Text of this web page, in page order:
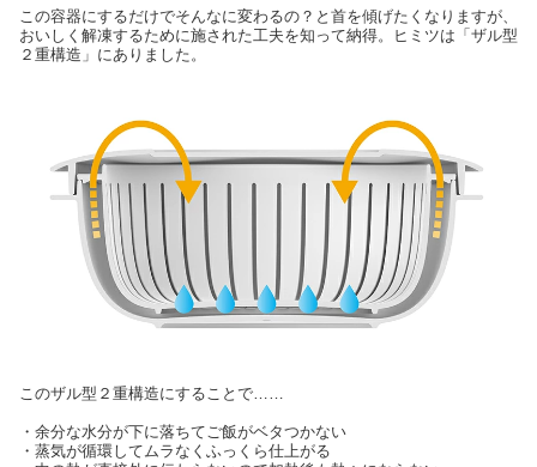
この容器にするだけでそんなに変わるの？と首を傾げたくなりますが、
おいしく解凍するために施された工夫を知って納得。ヒミツは「ザル型
２重構造」にありました。
このザル型２重構造にすることで……
・余分な水分が下に落ちてご飯がベタつかない
・蒸気が循環してムラなくふっくら仕上がる